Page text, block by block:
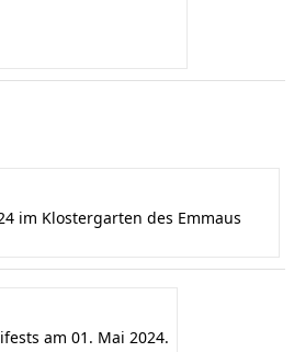
im Klostergarten des Emmaus
am 01. Mai 2024.